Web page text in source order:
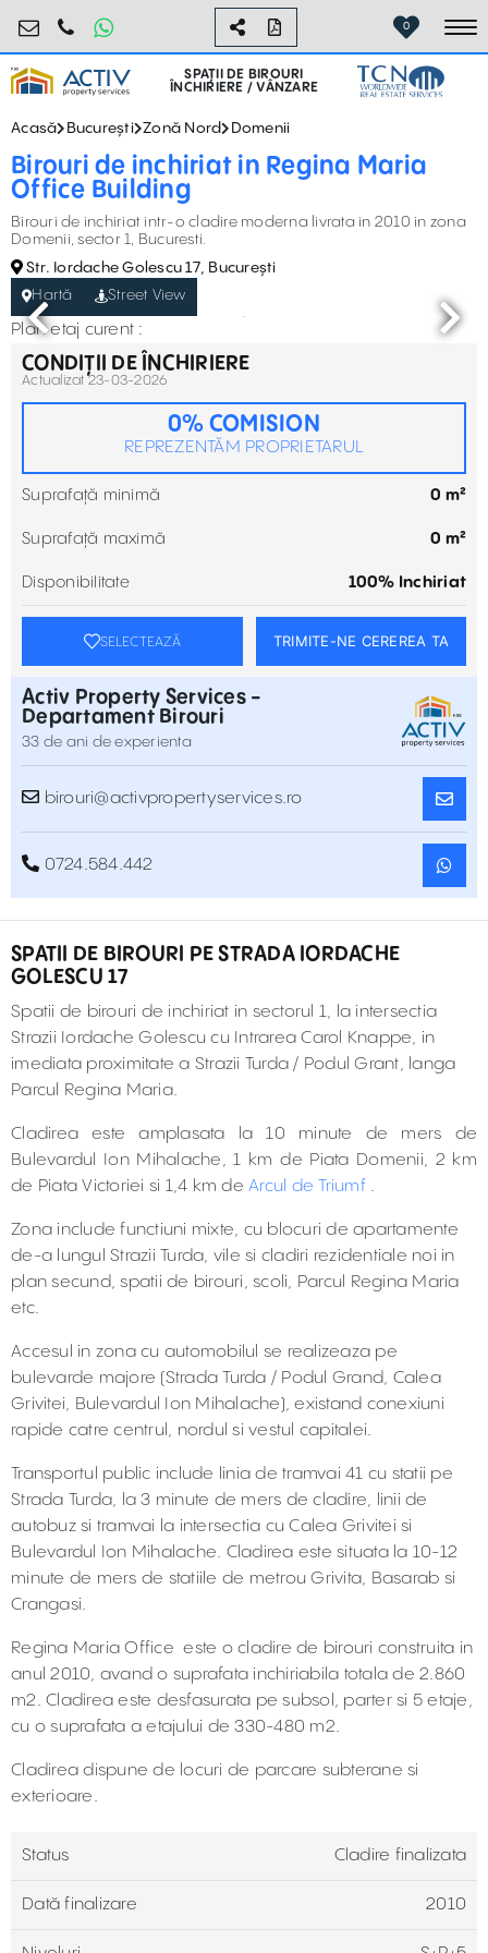
birouri@activpropertyservices.ro
0724.584.442 0
SPAȚII DE BIROURI
ÎNCHIRIERE / VÂNZARE
Acasă București Zonă Nord Domenii
Birouri de inchiriat in Regina Maria
Office Building
Birouri de inchiriat intr-o cladire moderna livrata in 2010 in zona
Domenii, sector 1, Bucuresti.
Str. Iordache Golescu 17, București
Hartă
Street View
Plan etaj curent :
CONDIȚII DE ÎNCHIRIERE
Actualizat 23-03-2026
0% COMISION
REPREZENTĂM PROPRIETARUL
Suprafață minimă 0 m²
Suprafață maximă 0 m²
Disponibilitate 100% Inchiriat
SELECTEAZĂ TRIMITE-NE CEREREA TA
Activ Property Services -
Departament Birouri
33 de ani de experienta
birouri@activpropertyservices.ro
0724.584.442
SPATII DE BIROURI PE STRADA IORDACHE
GOLESCU 17
Spatii de birouri de inchiriat in sectorul 1, la intersectia
Strazii Iordache Golescu cu Intrarea Carol Knappe, in
imediata proximitate a Strazii Turda / Podul Grant, langa
Parcul Regina Maria.
Cladirea este amplasata la 10 minute de mers de
Bulevardul Ion Mihalache, 1 km de Piata Domenii, 2 km
de Piata Victoriei si 1,4 km de Arcul de Triumf .
Zona include functiuni mixte, cu blocuri de apartamente
de-a lungul Strazii Turda, vile si cladiri rezidentiale noi in
plan secund, spatii de birouri, scoli, Parcul Regina Maria
etc.
Accesul in zona cu automobilul se realizeaza pe
bulevarde majore (Strada Turda / Podul Grand, Calea
Grivitei, Bulevardul Ion Mihalache), existand conexiuni
rapide catre centrul, nordul si vestul capitalei.
Transportul public include linia de tramvai 41 cu statii pe
Strada Turda, la 3 minute de mers de cladire, linii de
autobuz si tramvai la intersectia cu Calea Grivitei si
Bulevardul Ion Mihalache. Cladirea este situata la 10-12
minute de mers de statiile de metrou Grivita, Basarab si
Crangasi.
Regina Maria Office este o cladire de birouri construita in
anul 2010, avand o suprafata inchiriabila totala de 2.860
m2. Cladirea este desfasurata pe subsol, parter si 5 etaje,
cu o suprafata a etajului de 330-480 m2.
Cladirea dispune de locuri de parcare subterane si
exterioare.
Status Cladire finalizata
Dată finalizare 2010